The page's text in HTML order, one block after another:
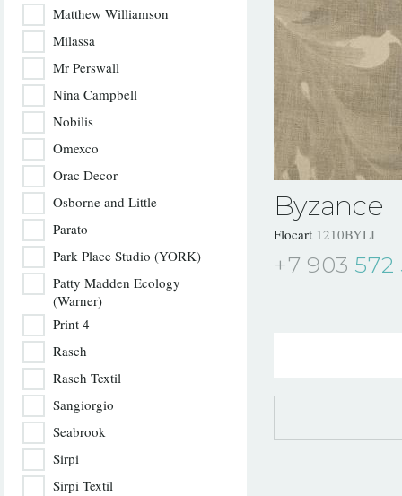
Matthew Williamson
Milassa
Mr Perswall
Nina Campbell
Nobilis
Omexco
Orac Decor
Osborne and Little
Parato
Park Place Studio (YORK)
Patty Madden Ecology
(Warner)
Print 4
Rasch
Rasch Textil
Sangiorgio
Seabrook
Sirpi
Sirpi Textil
Byzance
Flocart 1210BYLI
+7 903 572